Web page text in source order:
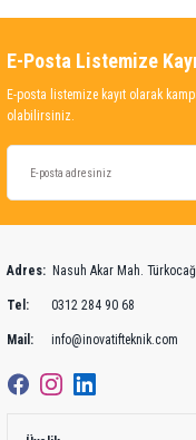
E-Posta Listemize
E-posta listemize kayıt olarak
olabilirsiniz.
Adres: Nasuh Akar Mah.
Tel: 0312 284 90 68
Mail: info@inovatifteknik.com